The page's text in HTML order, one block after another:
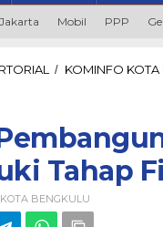
Mobil PPP
/ KOMINFO KOTA
Tahap
BENGKULU